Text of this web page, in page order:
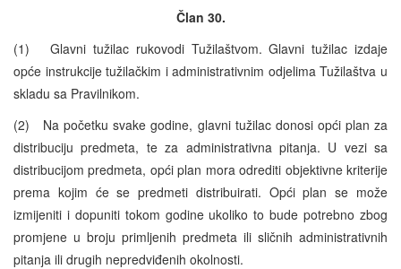
Član 30.
(1) Glavni tužilac rukovodi Tužilaštvom. Glavni tužilac izdaje
opće instrukcije tužilačkim i administrativnim odjelima Tužilaštva u
skladu sa Pravilnikom.
(2) Na početku svake godine, glavni tužilac donosi opći plan za
distribuciju predmeta, te za administrativna pitanja. U vezi sa
distribucijom predmeta, opći plan mora odrediti objektivne kriterije
prema kojim će se predmeti distribuirati. Opći plan se može
izmijeniti i dopuniti tokom godine ukoliko to bude potrebno zbog
promjene u broju primljenih predmeta ili sličnih administrativnih
pitanja ili drugih nepredviđenih okolnosti.